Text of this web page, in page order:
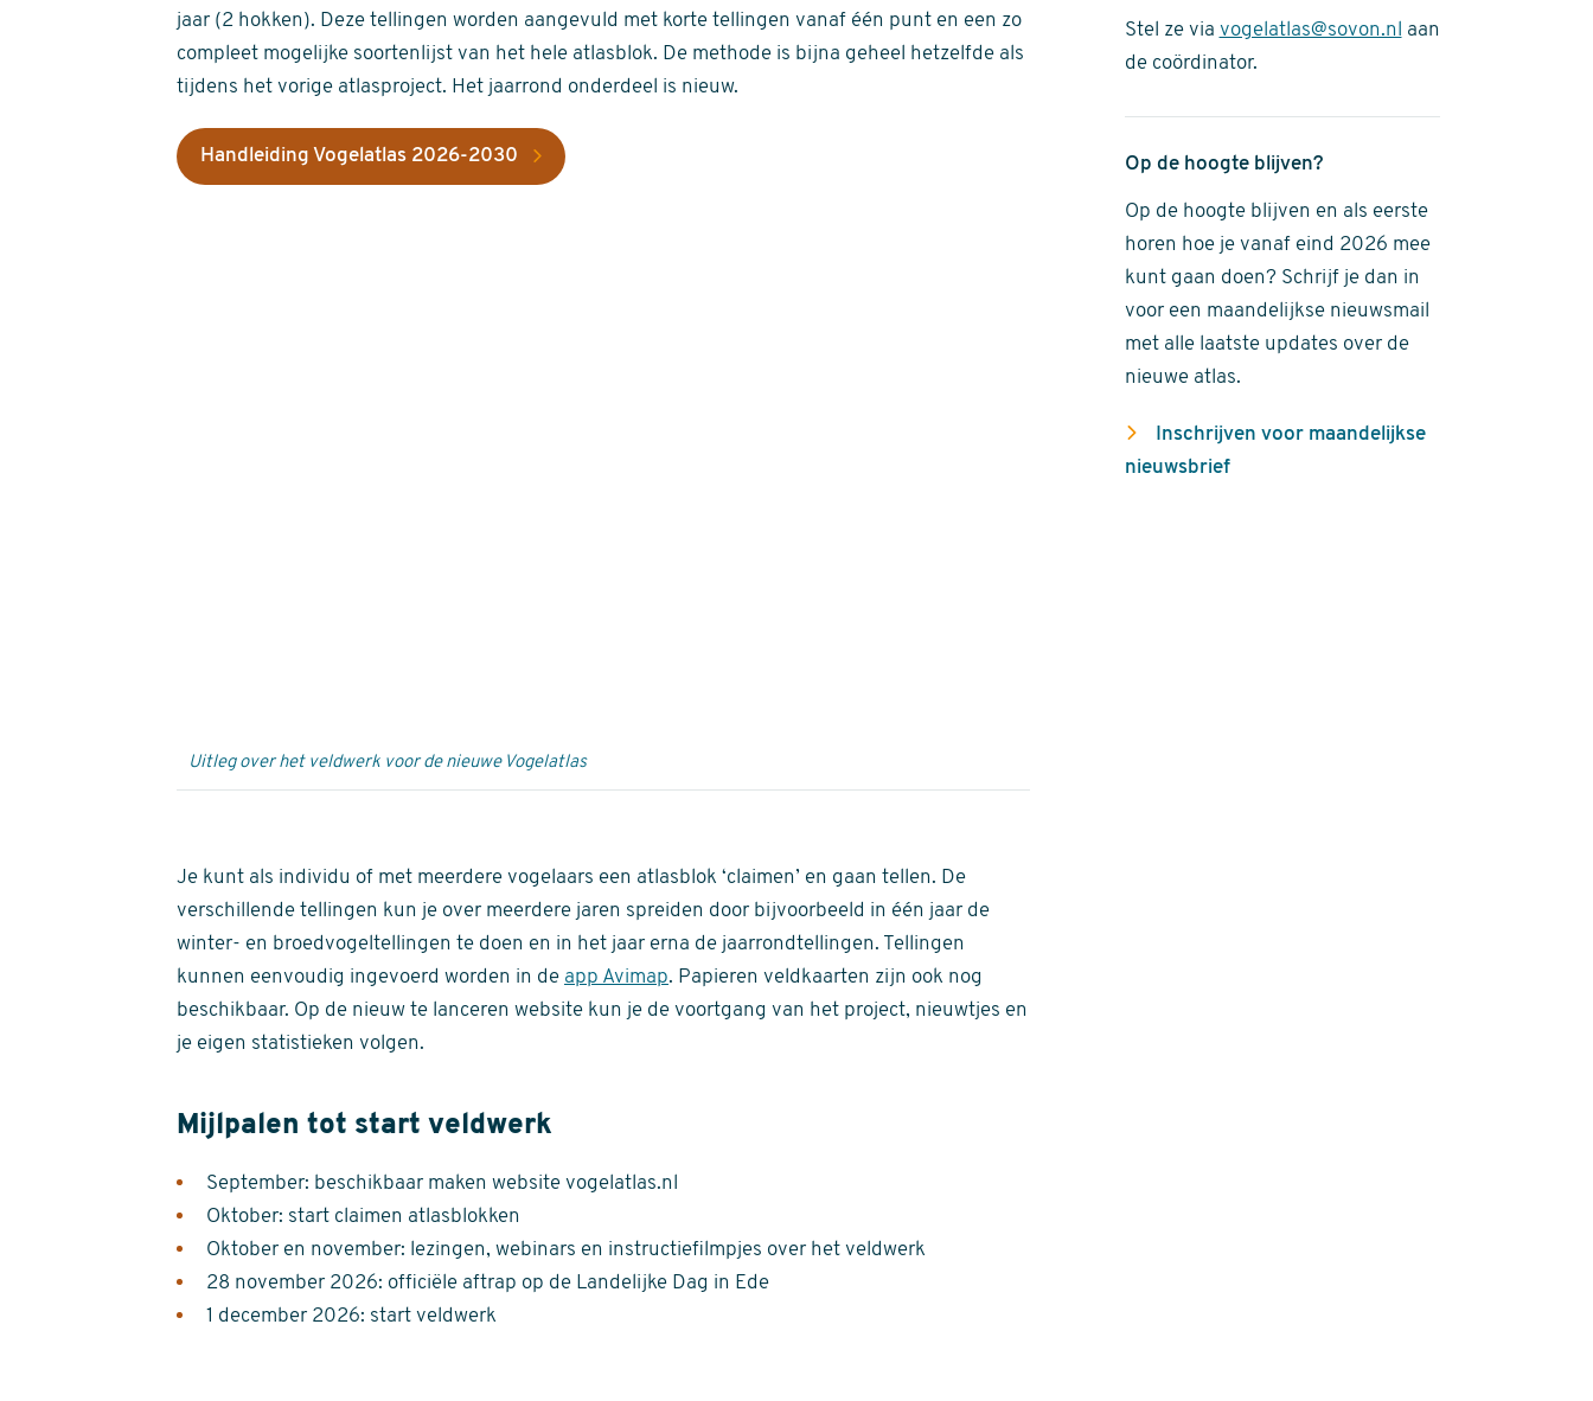
jaar (2 hokken). Deze tellingen worden aangevuld met korte tellingen vanaf één punt en een zo
compleet mogelijke soortenlijst van het hele atlasblok. De methode is bijna geheel hetzelfde als
tijdens het vorige atlasproject. Het jaarrond onderdeel is nieuw.
Handleiding Vogelatlas 2026-2030
Uitleg over het veldwerk voor de nieuwe Vogelatlas
Je kunt als individu of met meerdere vogelaars een atlasblok ‘claimen’ en gaan tellen. De
verschillende tellingen kun je over meerdere jaren spreiden door bijvoorbeeld in één jaar de
winter- en broedvogeltellingen te doen en in het jaar erna de jaarrondtellingen. Tellingen
kunnen eenvoudig ingevoerd worden in de app Avimap. Papieren veldkaarten zijn ook nog
beschikbaar. Op de nieuw te lanceren website kun je de voortgang van het project, nieuwtjes en
je eigen statistieken volgen.
Mijlpalen tot start veldwerk
September: beschikbaar maken website vogelatlas.nl
Oktober: start claimen atlasblokken
Oktober en november: lezingen, webinars en instructiefilmpjes over het veldwerk
28 november 2026: officiële aftrap op de Landelijke Dag in Ede
1 december 2026: start veldwerk
Stel ze via vogelatlas@sovon.nl
aan
de coördinator.
Op de hoogte blijven?
Op de hoogte blijven en als eerste
horen hoe je vanaf eind 2026 mee
kunt gaan doen? Schrijf je dan in
voor een maandelijkse nieuwsmail
met alle laatste updates over de
nieuwe atlas.
Inschrijven voor maandelijkse
nieuwsbrief